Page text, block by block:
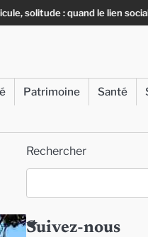
le lien social devient essentiel
Patrimoine Santé
Rechercher
Suivez-nous